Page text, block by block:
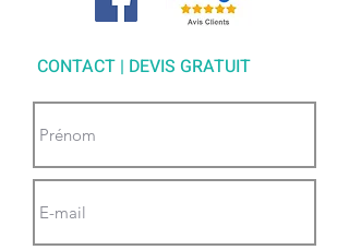
CONTACT | DEVIS GRATUIT